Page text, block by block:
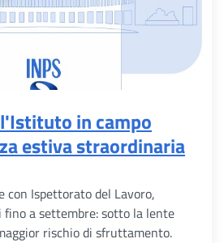
in campo
estiva straordinaria
con Ispettorato del Lavoro,
fino a settembre: sotto la lente
rischio di sfruttamento.